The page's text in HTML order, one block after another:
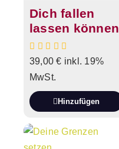
Dich fallen
lassen können
39,00€ inkl. 19%
MwSt.
Hinzufügen